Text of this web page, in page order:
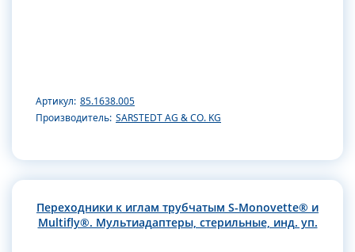
Артикул: 85.1638.005
Производитель: SARSTEDT AG & CO. KG
Переходники к иглам трубчатым S-Monovette® и
Multifly®. Мультиадаптеры, стерильные, инд. уп.